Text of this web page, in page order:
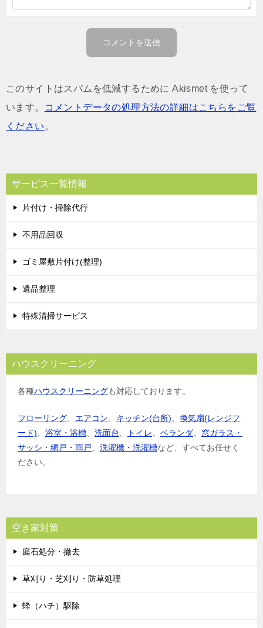
このサイトはスパムを低減するために Akismet を使って
います。
コメントデータの処理方法の詳細はこちらをご覧
ください 。
サービス一覧情報
片付け・掃除代行
不用品回収
ゴミ屋敷片付け(整理)
遺品整理
特殊清掃サービス
ハウスクリーニング
各種ハウスクリーニングも対応しております。
フローリング エアコン キッチン(台所)
換気扇(レンジフ
ード)
浴室・浴槽 洗面台 トイレ ベランダ
窓ガラス・
サッシ・網戸・雨戸
洗濯機・洗濯槽など、すべてお任せく
ださい。
空き家対策
庭石処分・撤去
草刈り・芝刈り・防草処理
蜂（ハチ）駆除